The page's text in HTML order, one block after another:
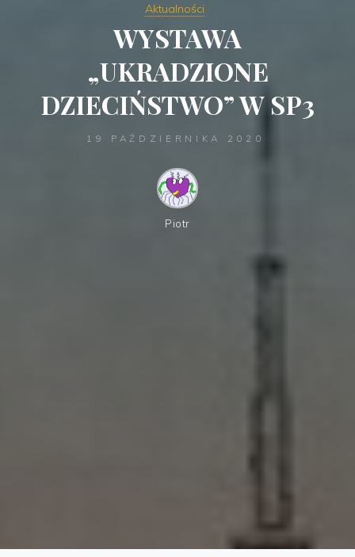
Aktualności
WYSTAWA
„UKRADZIONE
DZIECIŃSTWO” W SP3
19 PAŹDZIERNIKA 2020
Piotr